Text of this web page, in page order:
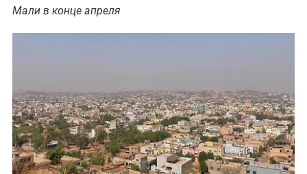
Мали в конце апреля